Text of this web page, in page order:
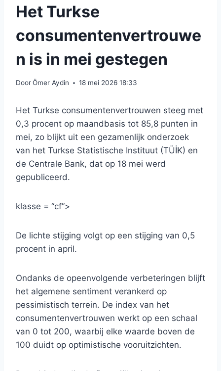
Het Turkse
consumentenvertrouwe
n is in mei gestegen
DoorÖmer Aydin 18 mei 2026 18:33
Het Turkse consumentenvertrouwen steeg met
0,3 procent op maandbasis tot 85,8 punten in
mei, zo blijkt uit een gezamenlijk onderzoek
van het Turkse Statistische Instituut (TÜİK) en
de Centrale Bank, dat op 18 mei werd
gepubliceerd.
klasse = “cf”>
De lichte stijging volgt op een stijging van 0,5
procent in april.
Ondanks de opeenvolgende verbeteringen blijft
het algemene sentiment verankerd op
pessimistisch terrein. De index van het
consumentenvertrouwen werkt op een schaal
van 0 tot 200, waarbij elke waarde boven de
100 duidt op optimistische vooruitzichten.